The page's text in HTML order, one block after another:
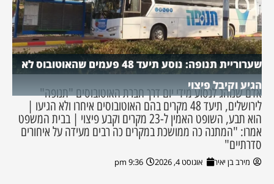
שערוריית תנופה: נוסע תיעד 48 פעמים שהאוטובוס לא
הגיע וקיבל פיצוי
אדם שנוהג לנסוע מידי יום דרך חברת האוטובוסים "תנופה"
לירושלים, תיעד 48 מקרים בהם האוטובוסים איחרו ולא הגיעו |
הוא תבע, השופט האמין ל-23 מקרים וקבע פיצוי | בבית המשפט
אמרו: "המתנה כה ממושכת במקרים כה רבים מעידה על איחורים
סדרתיים"
מירב בן יאיר אוגוסט 4, 2026 9:36 pm